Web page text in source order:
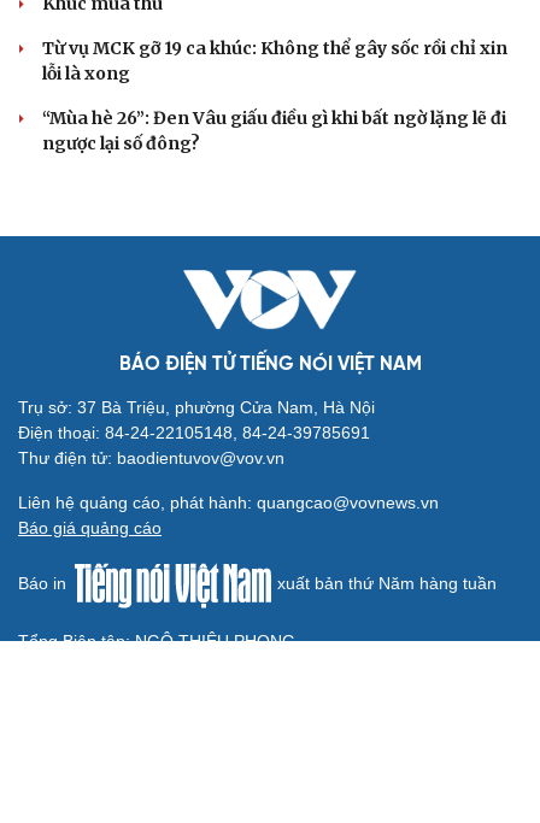
cuộc sống
ÂM NHẠC
Cây đại phong cầm tấu một bản nhạc suốt 639
năm vừa chuyển hợp âm thứ 17
Khúc mùa thu
Từ vụ MCK gỡ 19 ca khúc: Không thể gây sốc rồi chỉ xin
lỗi là xong
“Mùa hè 26”: Đen Vâu giấu điều gì khi bất ngờ lặng lẽ đi